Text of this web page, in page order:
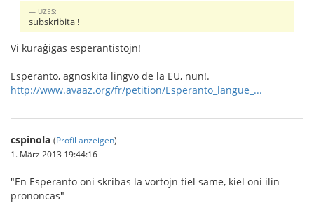
UZES:
subskribita !
Vi kuraĝigas esperantistojn!
Esperanto, agnoskita lingvo de la EU, nun!.
http://www.avaaz.org/fr/petition/Esperanto_langue_...
cspinola (Profil anzeigen)
1. März 2013 19:44:16
"En Esperanto oni skribas la vortojn tiel same, kiel oni ilin
prononcas"